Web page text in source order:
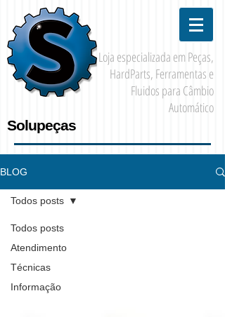
Loja especializada em Peças,
HardParts, Ferramentas e
Fluidos para Câmbio
Automático
Solupeças
BLOG
Todos posts
Atendimento
Técnicas
Informação
Todos posts